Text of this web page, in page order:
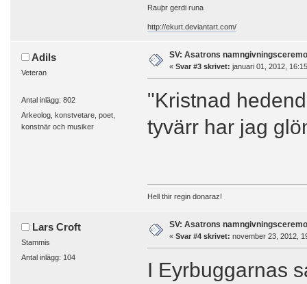
Rauþr gerdi runa
http://ekurt.deviantart.com/
Adils
Veteran
Antal inlägg: 802
Arkeolog, konstvetare, poet,
konstnär och musiker
SV: Asatrons
« Svar #3 skrivet: januari 01, 2012,
"Kristnad
tyvärr har jag
Hell thir regin donaraz!
Lars Croft
Stammis
Antal inlägg: 104
SV: Asatrons
« Svar #4 skrivet: november 23, 2012,
I Eyrbuggarnas